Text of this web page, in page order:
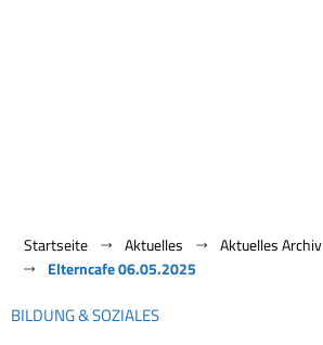
Startseite Aktuelles
Aktuelles Archiv
Elterncafe 06.05.2025
BILDUNG & SOZIALES